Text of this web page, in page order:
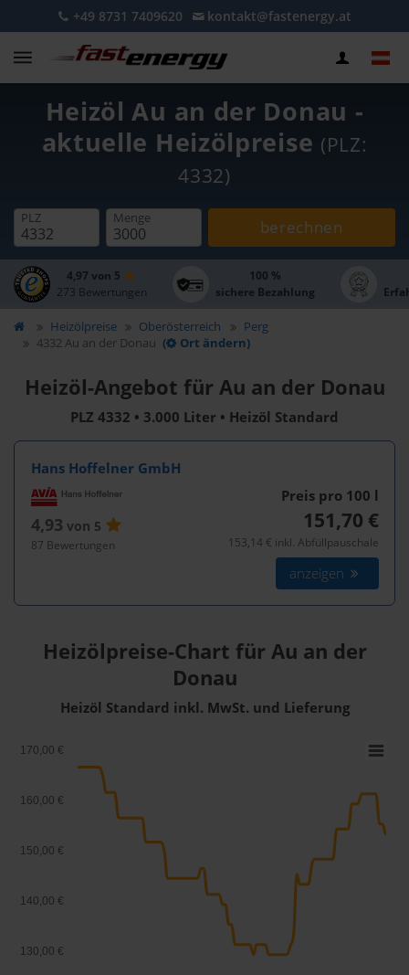
+49 8731 7409620 kontakt@fastenergy.at
Heizöl Au an der Donau -
aktuelle Heizölpreise (PLZ:
4332)
PLZ Menge berechnen
4,97 von 5
273 Bewertungen
100 %
sichere Bezahlung
Heizölpreise Oberösterreich
Perg
4332 Au an der Donau ( Ort ändern)
Heizöl-Angebot für Au an der Donau
PLZ 4332 • 3.000 Liter • Heizöl Standard
Hans Hoffelner GmbH
4,93 von 5
87 Bewertungen
Preis pro 100 l
151,70 €
153,14 € inkl. Abfüllpauschale
anzeigen
Heizölpreise-Chart für Au an der
Donau
Heizöl Standard inkl. MwSt. und Lieferung
130,00 €
140,00 €
150,00 €
160,00 €
170,00 €